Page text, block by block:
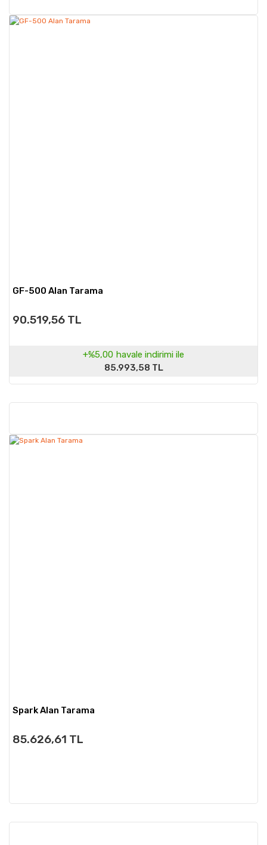
GF-500 Alan Tarama
90.519,56 TL
+%5,00 havale indirimi ile
85.993,58 TL
Spark Alan Tarama
85.626,61 TL